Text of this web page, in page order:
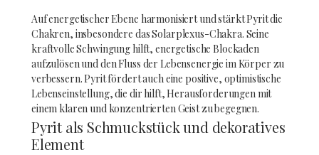
Auf energetischer Ebene harmonisiert und stärkt Pyrit die
Chakren, insbesondere das Solarplexus-Chakra. Seine
kraftvolle Schwingung hilft, energetische Blockaden
aufzulösen und den Fluss der Lebensenergie im Körper zu
verbessern. Pyrit fördert auch eine positive, optimistische
Lebenseinstellung, die dir hilft, Herausforderungen mit
einem klaren und konzentrierten Geist zu begegnen.
Pyrit als Schmuckstück und dekoratives
Element